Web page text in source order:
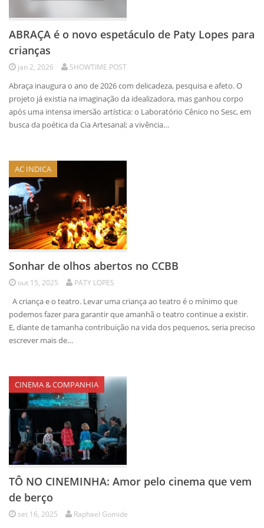
ABRAÇA é o novo espetáculo de Paty Lopes para
crianças
jan 2, 2026 SHOWTIME POST
Abraça inaugura o ano de 2026 com delicadeza, pesquisa e afeto. O
projeto já existia na imaginação da idealizadora, mas ganhou corpo
após uma intensa imersão artística: o Laboratório Cênico no Sesc, em
busca da poética da Cia Artesanal; a vivência…
AC INDICA
Sonhar de olhos abertos no CCBB
out 15, 2025 PATY LOPES
A criança e o teatro. Levar uma criança ao teatro é o mínimo que
podemos fazer para garantir que amanhã o teatro continue a existir.
E, diante de tamanha contribuição na vida dos pequenos, seria preciso
escrever mais de…
CINEMA & COMPANHIA
TÔ NO CINEMINHA: Amor pelo cinema que vem
de berço
set 16, 2025 Raphael Gomide